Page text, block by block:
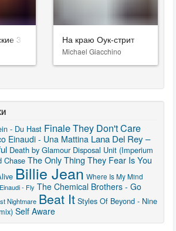
3 На краю Оук-стрит
Michael Giacchino
- Du Hast FinaleThey Don't Care
Einaudi - Una Mattina Lana Del Rey –
Death by Glamour Disposal Unit (Imperium
Chase The Only Thing They Fear Is You
Billie Jean Where Is My Mind
- Fly The Chemical Brothers - Go
Nightmare Beat It Styles Of Beyond - Nine
Self Aware